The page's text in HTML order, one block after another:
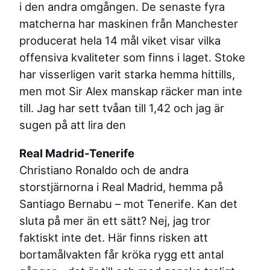
i den andra omgången. De senaste fyra
matcherna har maskinen från Manchester
producerat hela 14 mål viket visar vilka
offensiva kvaliteter som finns i laget. Stoke
har visserligen varit starka hemma hittills,
men mot Sir Alex manskap räcker man inte
till. Jag har sett tvåan till 1,42 och jag är
sugen på att lira den
Real Madrid-Tenerife
Christiano Ronaldo och de andra
storstjärnorna i Real Madrid, hemma på
Santiago Bernabu – mot Tenerife. Kan det
sluta på mer än ett sätt? Nej, jag tror
faktiskt inte det. Här finns risken att
bortamålvakten får kröka rygg ett antal